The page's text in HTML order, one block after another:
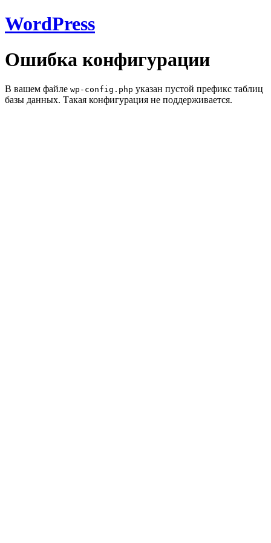
WordPress
Ошибка конфигурации
В вашем файле wp-config.php указан пустой префикс таблиц
базы данных. Такая конфигурация не поддерживается.